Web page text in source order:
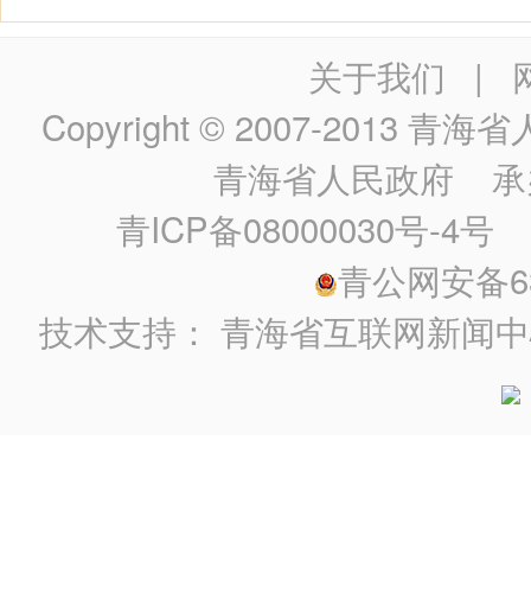
关于我们 |
Copyright © 2007-2013 青海省
青海省人民政府 承
青ICP备08000030号-4号
青公网安备
技术支持：青海省互联网新闻